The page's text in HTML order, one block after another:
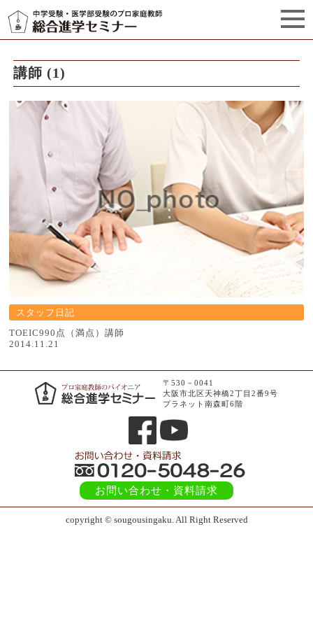
セミナーからのお知らせ（5）
講師 (1)
スタッフ日記
TOEIC990点（満点）講師
2014.11.21
〒530－0041
大阪市北区天神橋2丁目2番9号
プラネット南森町6階
お問い合わせ ・資料請求
copyright © sougousingaku. All Right Reserved